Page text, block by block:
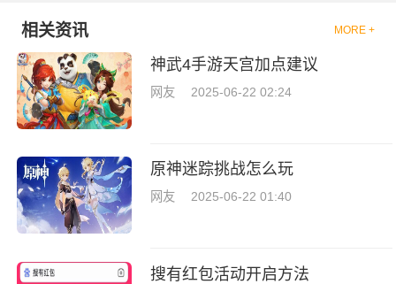
相关资讯 MORE +
神武4手游天宫加点建议
网友 2025-06-22 02:24
原神迷踪挑战怎么玩
网友 2025-06-22 01:40
搜有红包活动开启方法